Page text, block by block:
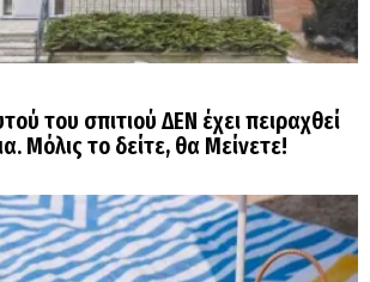
του σπιτιού ΔΕΝ έχει πειραχθεί
Μόλις το δείτε, θα Μείνετε!